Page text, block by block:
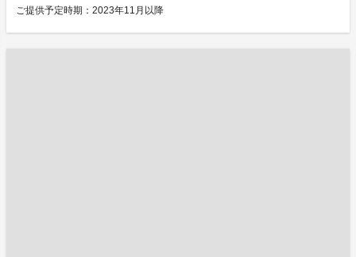
ご提供予定時期：2023年11月以降